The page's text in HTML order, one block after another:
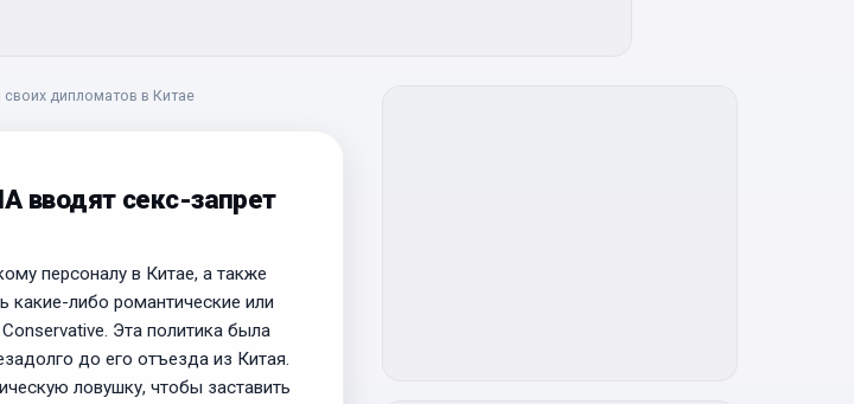
дипломатов в Китае
вводят секс-запрет
персоналу в Китае, а также
либо романтические или
Эта политика была
до его отъезда из Китая.
ловушку, чтобы заставить